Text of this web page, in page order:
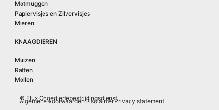
Motmuggen
Papiervisjes en Zilvervisjes
Mieren
KNAAGDIEREN
Muizen
Ratten
Mollen
© Flux Ongediertebestrijdingsdienst
Algemene voorwaardenDisclaimerPrivacy statement